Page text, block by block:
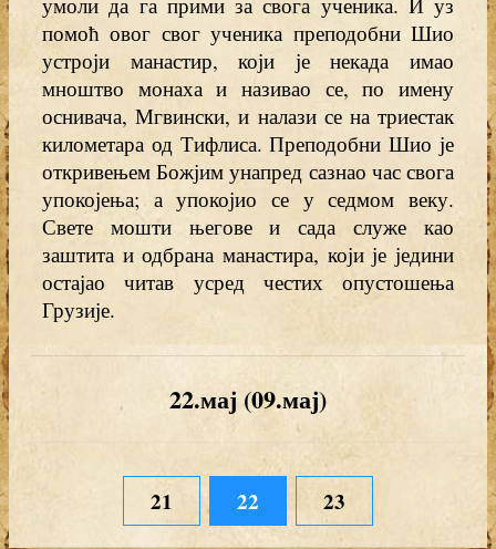
помоћ овог свог ученика преподобни Шио
устроји манастир, који је некада имао
мноштво монаха и називао се, по имену
оснивача, Мгвински, и налази се на триестак
километара од Тифлиса. Преподобни Шио је
откривењем Божјим унапред сазнао час свога
упокојења; а упокојио се у седмом веку.
Свете мошти његове и сада служе као
заштита и одбрана манастира, који је једини
остајао читав усред честих опустошења
Грузије.
22.мај (09.мај)
21 22 23